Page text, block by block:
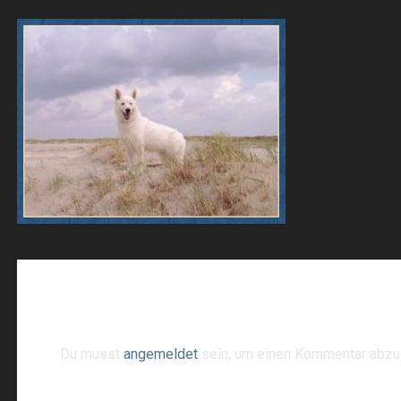
Du musst angemeldetsein, um einen Kommentar